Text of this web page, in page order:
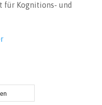
für Kognitions- und